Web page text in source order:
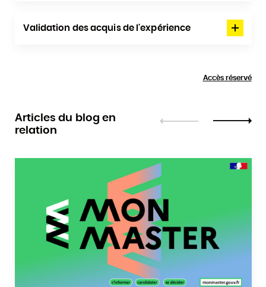
Validation des acquis de l'expérience
Accès réservé
Articles du blog en
relation